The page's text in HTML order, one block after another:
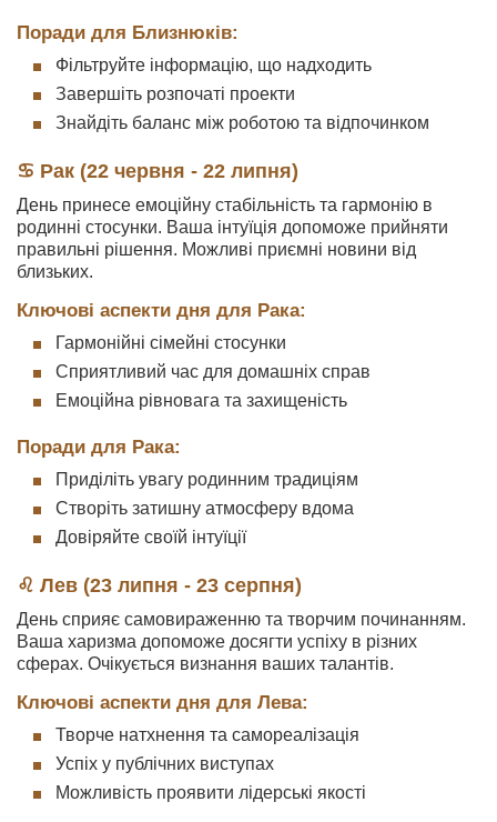
Поради для Близнюків:
Фільтруйте інформацію, що надходить
Завершіть розпочаті проекти
Знайдіть баланс між роботою та відпочинком
♋ Рак (22 червня - 22 липня)
День принесе емоційну стабільність та гармонію в
родинні стосунки. Ваша інтуїція допоможе прийняти
правильні рішення. Можливі приємні новини від
близьких.
Ключові аспекти дня для Рака:
Гармонійні сімейні стосунки
Сприятливий час для домашніх справ
Емоційна рівновага та захищеність
Поради для Рака:
Приділіть увагу родинним традиціям
Створіть затишну атмосферу вдома
Довіряйте своїй інтуїції
♌ Лев (23 липня - 23 серпня)
День сприяє самовираженню та творчим починанням.
Ваша харизма допоможе досягти успіху в різних
сферах. Очікується визнання ваших талантів.
Ключові аспекти дня для Лева:
Творче натхнення та самореалізація
Успіх у публічних виступах
Можливість проявити лідерські якості